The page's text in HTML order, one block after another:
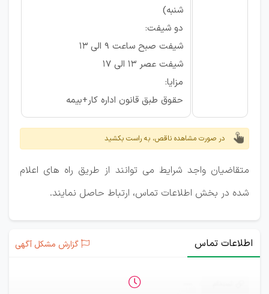
شنبه)
دو شیفت:
شیفت صبح ساعت ۹ الی ۱۳
شیفت عصر ۱۳ الی ۱۷
مزایا:
حقوق طبق قانون اداره کار+بیمه
در صورت مشاهده ناقص، به راست بکشید
متقاضیان واجد شرایط می توانند از طریق راه های اعلام
شده در بخش اطلاعات تماس، ارتباط حاصل نمایند.
اطلاعات تماس گزارش مشکل آگهی